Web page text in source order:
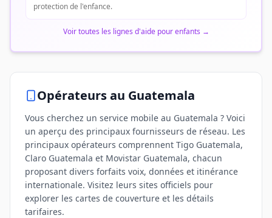
protection de l'enfance.
Voir toutes les lignes d'aide pour enfants →
Opérateursau Guatemala
Vous cherchez un service mobile au Guatemala ? Voici
un aperçu des principaux fournisseurs de réseau. Les
principaux opérateurs comprennent Tigo Guatemala,
Claro Guatemala et Movistar Guatemala, chacun
proposant divers forfaits voix, données et itinérance
internationale. Visitez leurs sites officiels pour
explorer les cartes de couverture et les détails
tarifaires.